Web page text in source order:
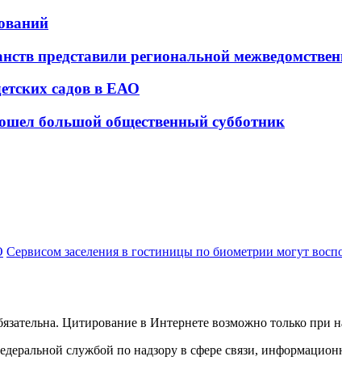
представили региональной
садов в ЕАО
большой общественный субботник
Сервисом заселения в гостиницы по биометрии могут
Цитирование в Интернете возможно только при
службой по надзору в сфере связи,